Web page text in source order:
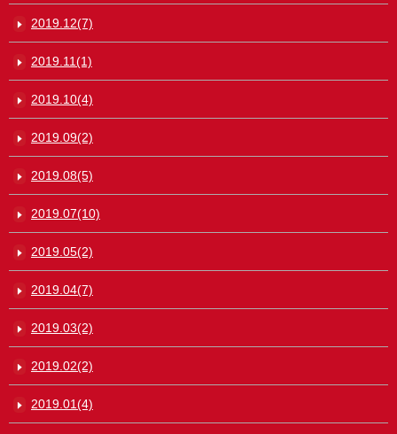
2019.12(7)
2019.11(1)
2019.10(4)
2019.09(2)
2019.08(5)
2019.07(10)
2019.05(2)
2019.04(7)
2019.03(2)
2019.02(2)
2019.01(4)